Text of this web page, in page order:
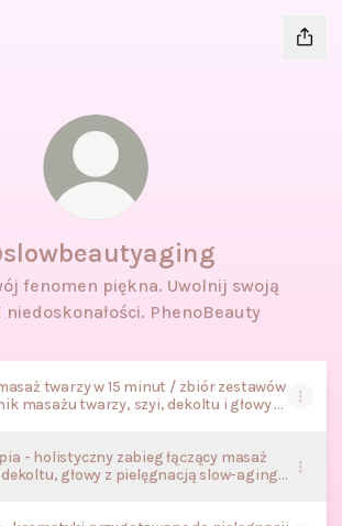
fenomen piękna. Uwolnij swoją
niedoskonałości. PhenoBeauty
twarzy w 15 minut / zbiór zestawów
masażu twarzy, szyi, dekoltu i głowy do
- holistyczny zabieg łączący masaż
głowy z pielęgnacją slow-aging